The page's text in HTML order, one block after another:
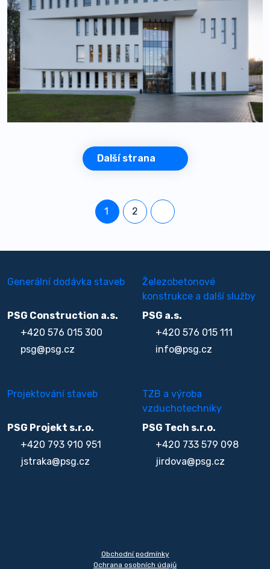
Další strana
1 2
Generální dodávka staveb
PSG Construction a.s.
+420 576 015 300
psg@psg.cz
Železobetonové
konstrukce a další služby
PSG a.s.
+420 576 015 111
info@psg.cz
Projektování staveb
PSG Projekt s.r.o.
+420 793 910 951
jstraka@psg.cz
TZB a výroba
vzduchotechniky
PSG Tech s.r.o.
+420 733 579 098
jirdova@psg.cz
Obchodní podmínky
Ochrana osobních údajů